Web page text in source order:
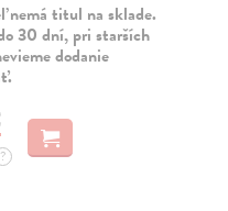
nemá titul na sklade.
30 dní, pri starších
dodanie
?